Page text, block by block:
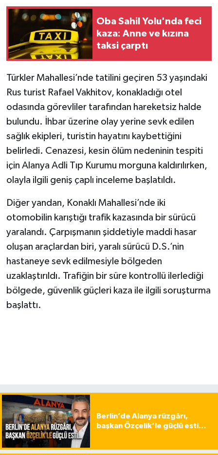
Oba Sahil Yolu'nda feci
kaza: Anne ve kızına
taksi çarptı
Türkler Mahallesi’nde tatilini geçiren 53 yaşındaki
Rus turist Rafael Vakhitov, konakladığı otel
odasında görevliler tarafından hareketsiz halde
bulundu. İhbar üzerine olay yerine sevk edilen
sağlık ekipleri, turistin hayatını kaybettiğini
belirledi. Cenazesi, kesin ölüm nedeninin tespiti
için Alanya Adli Tıp Kurumu morguna kaldırılırken,
olayla ilgili geniş çaplı inceleme başlatıldı.
Diğer yandan, Konaklı Mahallesi’nde iki
otomobilin karıştığı trafik kazasında bir sürücü
yaralandı. Çarpışmanın şiddetiyle maddi hasar
oluşan araçlardan biri, yaralı sürücü D.S.’nin
hastaneye sevk edilmesiyle bölgeden
uzaklaştırıldı. Trafiğin bir süre kontrollü ilerlediği
bölgede, güvenlik güçleri kaza ile ilgili soruşturma
başlattı.
Berlin’de Alanya rüzgârı,
başkan Özçelik’le güçlü esti…